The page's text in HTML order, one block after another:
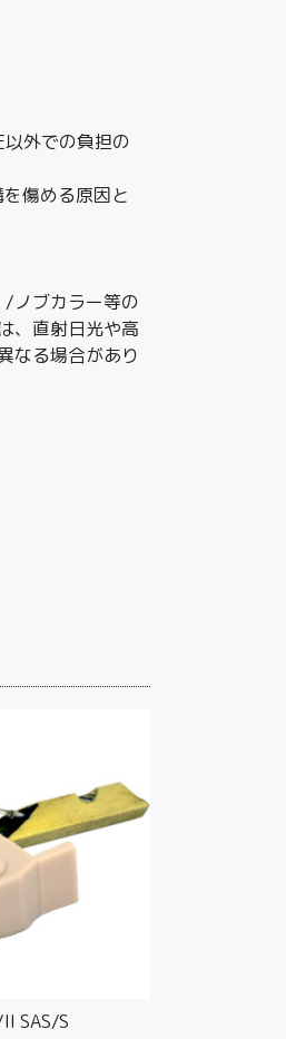
外での負担の
傷める原因と
/ノブカラー等の
、直射日光や高
なる場合があり
SAS/S